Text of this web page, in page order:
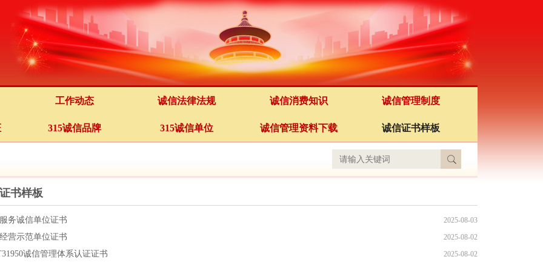
工作动态 诚信法律法规 诚信消费知识 诚信管理制度
315诚信品牌 315诚信单位 诚信管理资料下载 诚信证书样板
书样板
2025-08-03
务诚信单位证书
2025-08-02
营示范单位证书
2025-08-02
诚信管理体系认证证书